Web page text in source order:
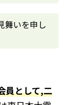
舞いを申し
員として,二